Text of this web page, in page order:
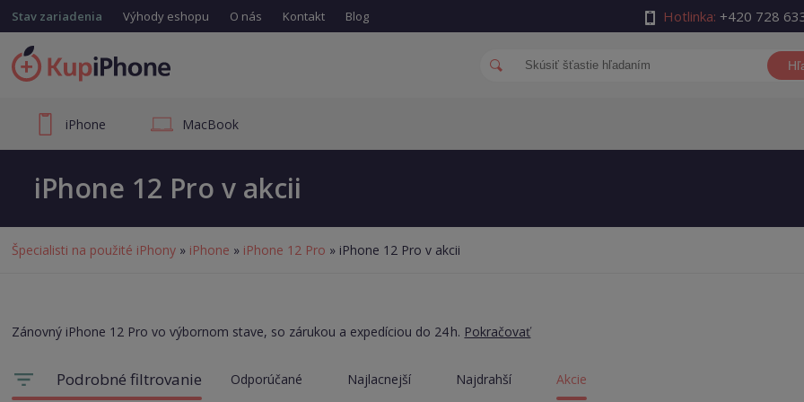
Stav zariadenia Výhody eshopu O nás Kontakt Blog Hotlinka: +420 728
iPhone MacBook
iPhone 12 Pro v akcii
Špecialisti na použité iPhony » iPhone » iPhone 12 Pro » iPhone 12 Pro v akcii
Zánovný iPhone 12 Pro vo výbornom stave, so zárukou a expedíciou do 24 h. Pokračovať
Podrobné filtrovanie Odporúčané Najlacnejší Najdrahší Akcie